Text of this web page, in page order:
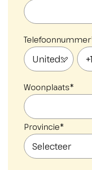
Telefoonnummer
Woonplaats*
Provincie*